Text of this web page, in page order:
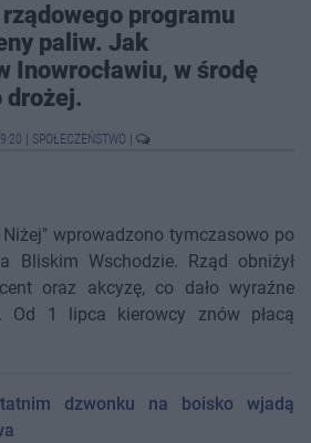
programu
paliw. Jak
Inowrocławiu, w środę
drożej.
SPOŁECZEŃSTWO
wprowadzono tymczasowo po
Bliskim Wschodzie. Rząd obniżył
oraz akcyzę, co dało wyraźne
Od 1 lipca kierowcy znów płacą
dzwonku na boisko wjadą